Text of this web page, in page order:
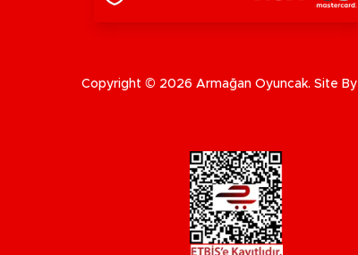
Copyright © 2026 Armağan Oyuncak. Site By